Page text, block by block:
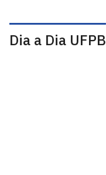
Dia a Dia UFPB